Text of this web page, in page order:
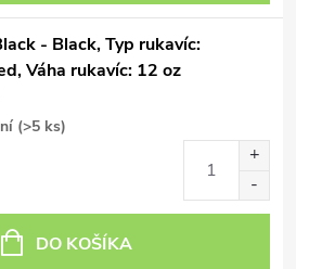
- Black, Typ rukavíc:
Váha rukavíc: 12 oz
(>5 ks)
DO KOŠÍKA